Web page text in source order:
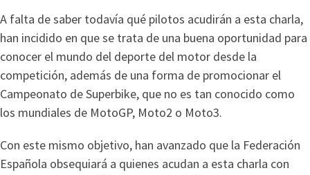
A falta de saber todavía qué pilotos acudirán a esta charla,
han incidido en que se trata de una buena oportunidad para
conocer el mundo del deporte del motor desde la
competición, además de una forma de promocionar el
Campeonato de Superbike, que no es tan conocido como
los mundiales de MotoGP, Moto2 o Moto3.
Con este mismo objetivo, han avanzado que la Federación
Española obsequiará a quienes acudan a esta charla con